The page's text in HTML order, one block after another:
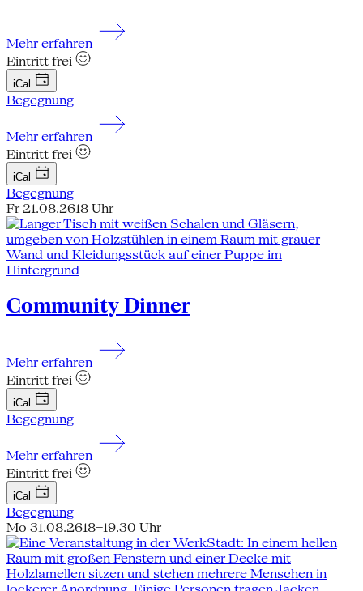
Mehr erfahren
Eintritt frei
iCal
Begegnung
Mehr erfahren
Eintritt frei
iCal
Begegnung
Fr 21.08.2618 Uhr
Community Dinner
Mehr erfahren
Eintritt frei
iCal
Begegnung
Mehr erfahren
Eintritt frei
iCal
Begegnung
Mo 31.08.2618–19.30 Uhr